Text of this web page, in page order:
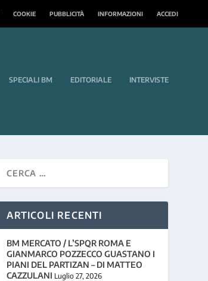
COOKIE PUBBLICITÀ INFORMAZIONI ACCEDI
SPECIALI BM EDITORIALE INTERVISTE
ARTICOLI RECENTI
BM MERCATO / L’SPQR ROMA E
GIANMARCO POZZECCO GUASTANO I
PIANI DEL PARTIZAN – DI MATTEO
CAZZULANI Luglio 27, 2026